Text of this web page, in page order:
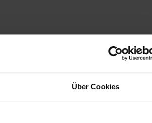
Über Cookies